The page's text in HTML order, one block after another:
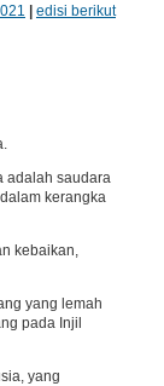
edisi berikut
adalah saudara
kerangka
kebaikan,
yang lemah
pada Injil
yang